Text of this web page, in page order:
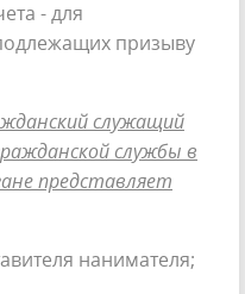
- для
призыву
служащий
службы в
представляет
нанимателя;